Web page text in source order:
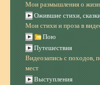
Мои размышления о
Ожившие стихи,
Мои стихи и проза в
Пою
Путешествия
Видеозапись с походов,
мест
Выступления